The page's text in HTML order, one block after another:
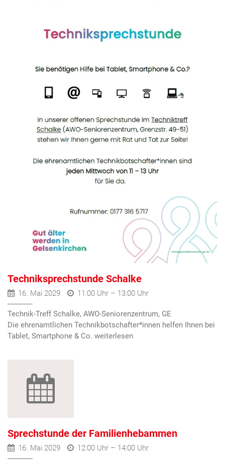
Techniksprechstunde Schalke
16. Mai 2029 11:00 Uhr – 13:00 Uhr
Technik-Treff Schalke, AWO-Seniorenzentrum, GE
Die ehrenamtlichen Technikbotschafter*innen helfen Ihnen bei
Tablet, Smartphone & Co.
Sprechstunde der Familienhebammen
16. Mai 2029 12:00 Uhr – 14:00 Uhr